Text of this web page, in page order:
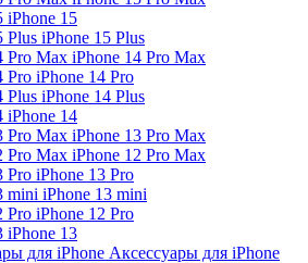
iPhone 15
iPhone 15 Plus
iPhone 14 Pro Max
iPhone 14 Pro
iPhone 14 Plus
iPhone 14
iPhone 13 Pro Max
iPhone 12 Pro Max
iPhone 13 Pro
iPhone 13 mini
iPhone 12 Pro
iPhone 13
Аксессуары для iPhone